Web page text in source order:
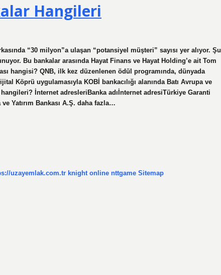
Hangileri
“30 milyon”a ulaşan “potansiyel müşteri” sayısı yer alıyor. Şu
Bu bankalar arasında Hayat Finans ve Hayat Holding’e ait Tom
hangisi? QNB, ilk kez düzenlenen ödül programında, dünyada
Köprü uygulamasıyla KOBİ bankacılığı alanında Batı Avrupa ve
İnternet adresleriBanka adıİnternet adresiTürkiye Garanti
Yatırım Bankası A.Ş. daha fazla…
uzayemlak.com.tr knight online nttgame Sitemap